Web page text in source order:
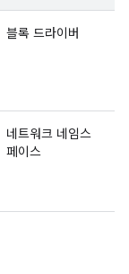
블록 드라이버
네트워크 네임스
페이스